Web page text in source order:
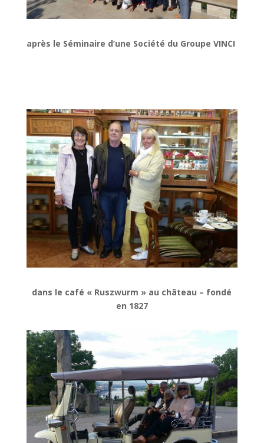
après le Séminaire d’une Société du Groupe VINCI
dans le café « Ruszwurm » au château – fondé
en 1827